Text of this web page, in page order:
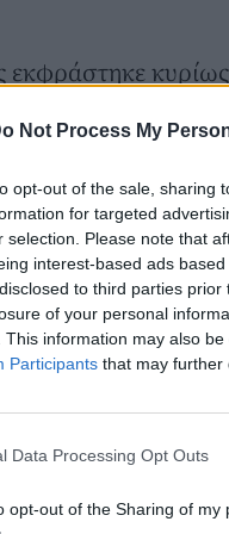
Not Process My
opt-out of the sale, sharing
for targeted
selection. Please note that
interest-based ads
to third parties
of your personal
This information may also
Participants that may further
Data Processing Opt Outs
opt-out of the Sharing of my
εκφράστηκε
συγγραφή αλλά
ραδιοφωνική
στις 12
αγάπησε βαθιά
εγκαταστάθηκε
με τον
μαθήματα
του Εθνικού
Θεάτρου της
Γιώργο